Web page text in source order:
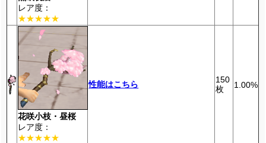
レア度：
★★★★★
花咲小枝・昼桜
レア度：
★★★★★
性能はこちら
150
枚
1.00%